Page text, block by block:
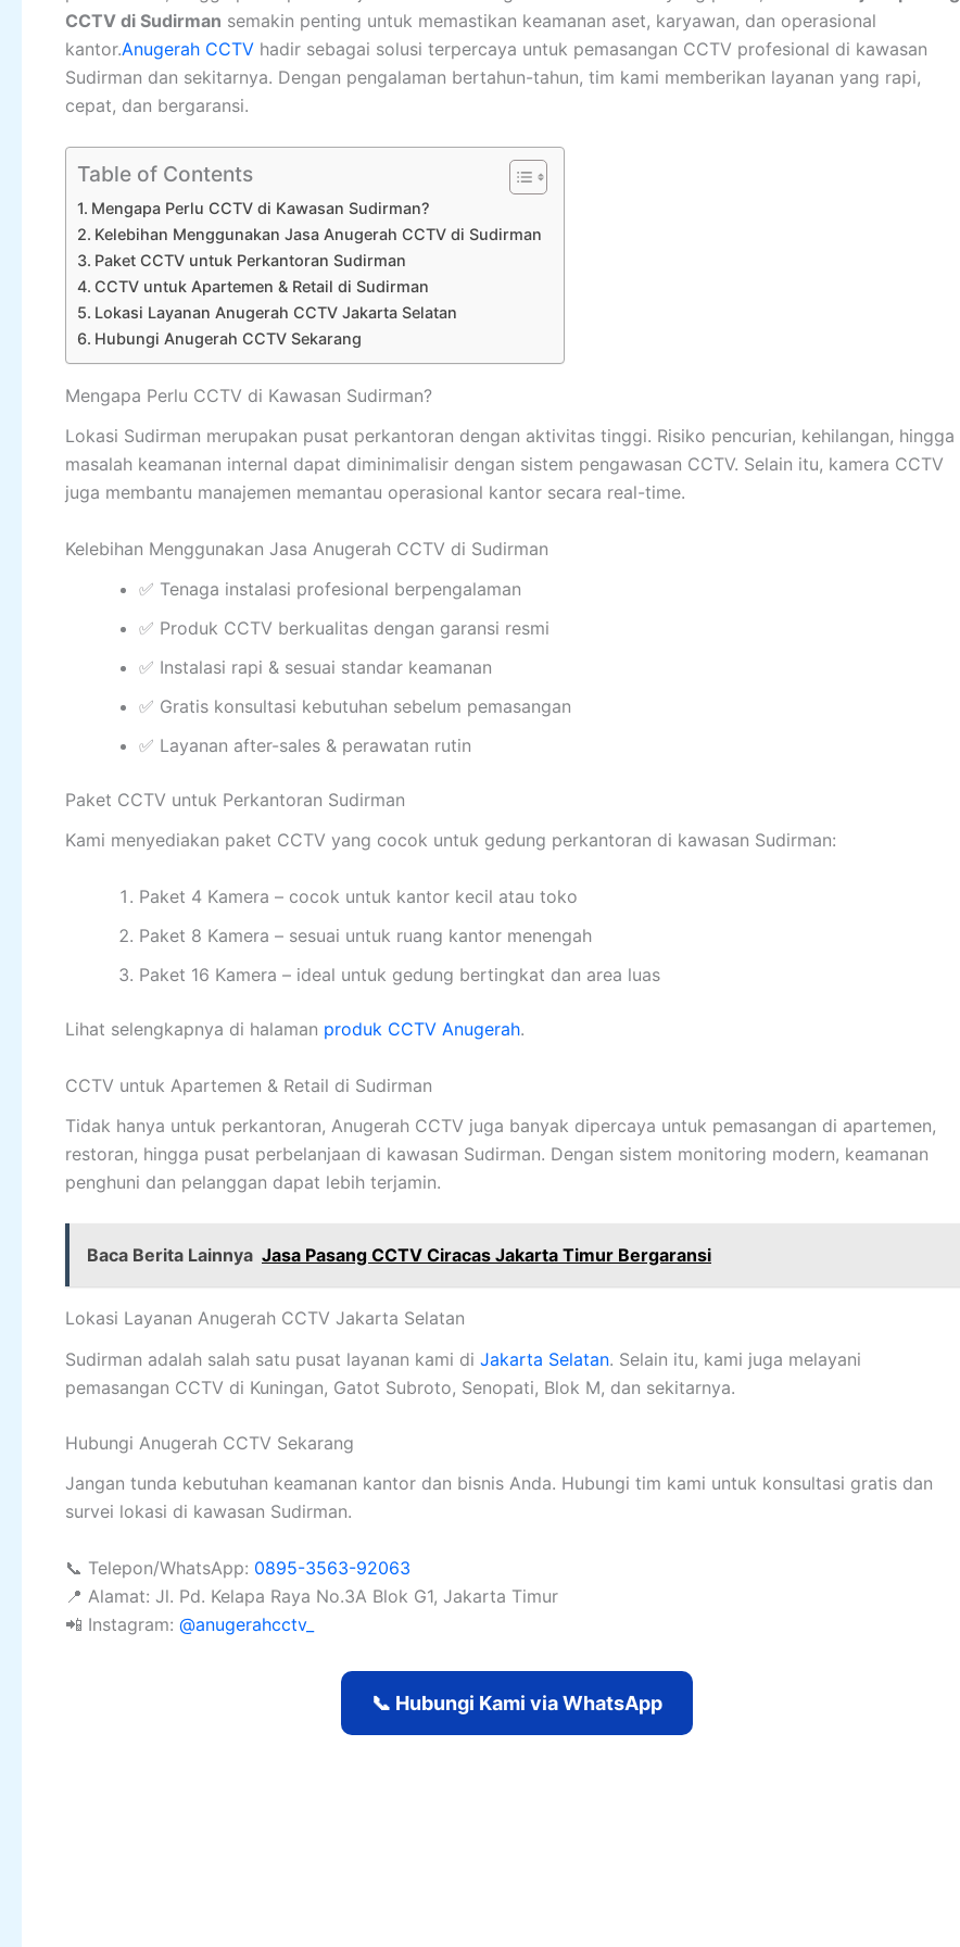
CCTV di Sudirman semakin penting untuk memastikan keamanan aset, karyawan, dan operasional
kantor.Anugerah CCTV hadir sebagai solusi terpercaya untuk pemasangan CCTV profesional di kawasan
Sudirman dan sekitarnya. Dengan pengalaman bertahun-tahun, tim kami memberikan layanan yang rapi,
cepat, dan bergaransi.
Table of Contents
Mengapa Perlu CCTV di Kawasan Sudirman?
Kelebihan Menggunakan Jasa Anugerah CCTV di Sudirman
Paket CCTV untuk Perkantoran Sudirman
CCTV untuk Apartemen & Retail di Sudirman
Lokasi Layanan Anugerah CCTV Jakarta Selatan
Hubungi Anugerah CCTV Sekarang
Mengapa Perlu CCTV di Kawasan Sudirman?
Lokasi Sudirman merupakan pusat perkantoran dengan aktivitas tinggi. Risiko pencurian, kehilangan, hingga
masalah keamanan internal dapat diminimalisir dengan sistem pengawasan CCTV. Selain itu, kamera CCTV
juga membantu manajemen memantau operasional kantor secara real-time.
Kelebihan Menggunakan Jasa Anugerah CCTV di Sudirman
✅ Tenaga instalasi profesional berpengalaman
✅ Produk CCTV berkualitas dengan garansi resmi
✅ Instalasi rapi & sesuai standar keamanan
✅ Gratis konsultasi kebutuhan sebelum pemasangan
✅ Layanan after-sales & perawatan rutin
Paket CCTV untuk Perkantoran Sudirman
Kami menyediakan paket CCTV yang cocok untuk gedung perkantoran di kawasan Sudirman:
Paket 4 Kamera – cocok untuk kantor kecil atau toko
Paket 8 Kamera – sesuai untuk ruang kantor menengah
Paket 16 Kamera – ideal untuk gedung bertingkat dan area luas
Lihat selengkapnya di halaman produk CCTV Anugerah.
CCTV untuk Apartemen & Retail di Sudirman
Tidak hanya untuk perkantoran, Anugerah CCTV juga banyak dipercaya untuk pemasangan di apartemen,
restoran, hingga pusat perbelanjaan di kawasan Sudirman. Dengan sistem monitoring modern, keamanan
penghuni dan pelanggan dapat lebih terjamin.
Baca Berita Lainnya Jasa Pasang CCTV Ciracas Jakarta Timur Bergaransi
Lokasi Layanan Anugerah CCTV Jakarta Selatan
Sudirman adalah salah satu pusat layanan kami di Jakarta Selatan. Selain itu, kami juga melayani
pemasangan CCTV di Kuningan, Gatot Subroto, Senopati, Blok M, dan sekitarnya.
Hubungi Anugerah CCTV Sekarang
Jangan tunda kebutuhan keamanan kantor dan bisnis Anda. Hubungi tim kami untuk konsultasi gratis dan
survei lokasi di kawasan Sudirman.
📞 Telepon/WhatsApp: 0895-3563-92063
📍 Alamat: Jl. Pd. Kelapa Raya No.3A Blok G1, Jakarta Timur
📲 Instagram: @anugerahcctv_
📞 Hubungi Kami via WhatsApp